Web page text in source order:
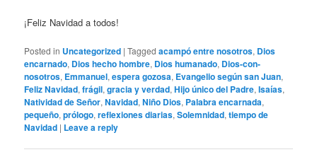
¡Feliz Navidad a todos!
Posted in Uncategorized |Tagged acampó entre nosotros, Dios
encarnado, Dios hecho hombre, Dios humanado, Dios-con-
nosotros, Emmanuel,espera gozosa, Evangelio según san Juan,
Feliz Navidad,frágil,gracia y verdad,Hijo único del Padre,Isaías,
Natividad de Señor,Navidad,Niño Dios, Palabra encarnada,
pequeño,prólogo,reflexiones diarias,Solemnidad,tiempo de
Navidad | Leave a reply